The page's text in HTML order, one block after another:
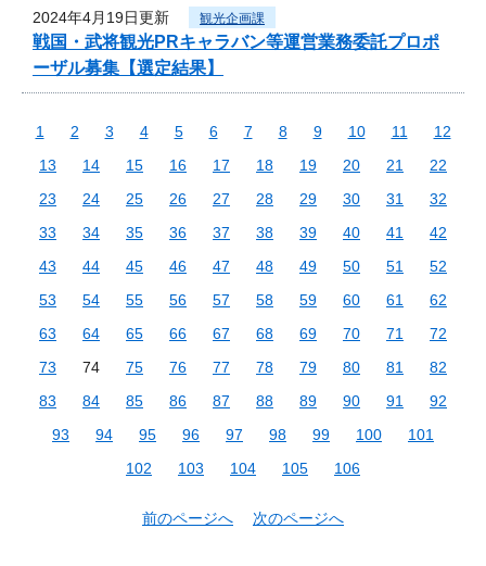
2024年4月19日更新 観光企画課
戦国・武将観光PRキャラバン等運営業務委託プロポ
ーザル募集【選定結果】
1 2 3 4 5 6 7 8 9 10 11
12
13
14 15 16 17 18 19 20 21
22
23
24 25 26 27 28 29 30 31
32
33
34 35 36 37 38 39 40 41
42
43
44 45 46 47 48 49 50 51
52
53
54 55 56 57 58 59 60 61
62
63
64 65 66 67 68 69 70 71
72
73
74 75 76 77 78 79 80 81
82
83
84 85 86 87 88 89 90 91
92
93
94 95 96 97 98 99 100
101
102
103 104 105 106
前のページへ 次のページへ